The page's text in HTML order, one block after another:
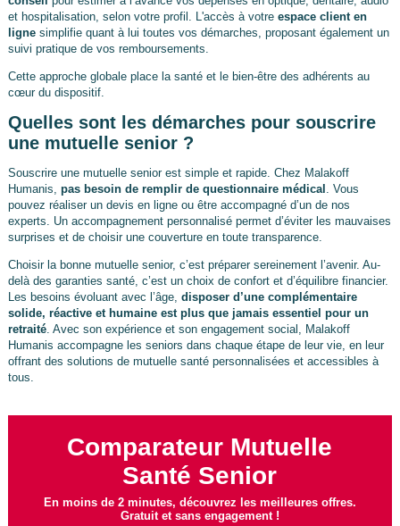
et hospitalisation, selon votre profil. L'accès à votre espace client en
lignesimplifie quant à lui toutes vos démarches, proposant également un
suivi pratique de vos remboursements.
Cette approche globale place la santé et le bien-être des adhérents au
cœur du dispositif.
Quelles sont les démarches pour souscrire
une mutuelle senior ?
Souscrire une mutuelle senior est simple et rapide. Chez Malakoff
Humanis, pas besoin de remplir de questionnaire médical . Vous
pouvez réaliser un devis en ligne ou être accompagné d’un de nos
experts. Un accompagnement personnalisé permet d’éviter les mauvaises
surprises et de choisir une couverture en toute transparence.
Choisir la bonne mutuelle senior, c’est préparer sereinement l’avenir. Au-
delà des garanties santé, c’est un choix de confort et d’équilibre financier.
Les besoins évoluant avec l’âge, disposer d’une complémentaire
solide, réactive et humaine est plus que jamais essentiel pour un
retraité. Avec son expérience et son engagement social, Malakoff
Humanis accompagne les seniors dans chaque étape de leur vie, en leur
offrant des solutions de mutuelle santé personnalisées et accessibles à
tous.
Comparateur Mutuelle
Santé Senior
En moins de 2 minutes, découvrez les meilleures offres.
Gratuit et sans engagement !